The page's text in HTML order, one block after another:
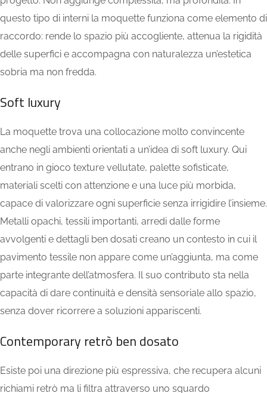
questo tipo di interni la moquette funziona come elemento di
raccordo: rende lo spazio più accogliente, attenua la rigidità
delle superfici e accompagna con naturalezza un’estetica
sobria ma non fredda.
Soft luxury
La moquette trova una collocazione molto convincente
anche negli ambienti orientati a un’idea di soft luxury. Qui
entrano in gioco texture vellutate, palette sofisticate,
materiali scelti con attenzione e una luce più morbida,
capace di valorizzare ogni superficie senza irrigidire l’insieme.
Metalli opachi, tessili importanti, arredi dalle forme
avvolgenti e dettagli ben dosati creano un contesto in cui il
pavimento tessile non appare come un’aggiunta, ma come
parte integrante dell’atmosfera. Il suo contributo sta nella
capacità di dare continuità e densità sensoriale allo spazio,
senza dover ricorrere a soluzioni appariscenti.
Contemporary retrò ben dosato
Esiste poi una direzione più espressiva, che recupera alcuni
richiami retrò ma li filtra attraverso uno sguardo